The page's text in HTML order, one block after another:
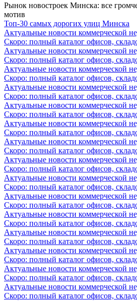
Рынок новостроек Минска: все
мотив
Топ-30 самых дорогих улиц Минска
Актуальные новости коммерческой
Скоро: полный каталог офисов,
Актуальные новости коммерческой
Скоро: полный каталог офисов,
Актуальные новости коммерческой
Скоро: полный каталог офисов,
Актуальные новости коммерческой
Скоро: полный каталог офисов,
Актуальные новости коммерческой
Скоро: полный каталог офисов,
Актуальные новости коммерческой
Скоро: полный каталог офисов,
Актуальные новости коммерческой
Скоро: полный каталог офисов,
Актуальные новости коммерческой
Скоро: полный каталог офисов,
Актуальные новости коммерческой
Скоро: полный каталог офисов,
Актуальные новости коммерческой
Скоро: полный каталог офисов,
Актуальные новости коммерческой
Скоро: полный каталог офисов,
Актуальные новости коммерческой
Скоро: полный каталог офисов,
Актуальные новости коммерческой
Скоро: полный каталог офисов,
Актуальные новости коммерческой
Скоро: полный каталог офисов,
Актуальные новости коммерческой
Скоро: полный каталог офисов,